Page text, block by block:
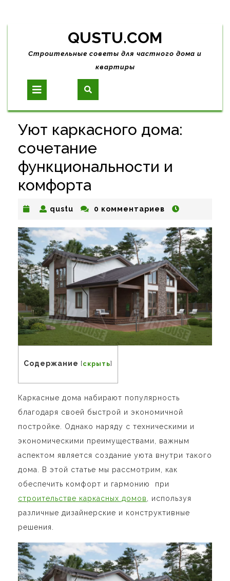
Skip
content
QUSTU.COM
Строительные советы для частного дома и
квартиры
Open
Button
Уют каркасного дома:
сочетание
функциональности и
комфорта
qustu qustu0 комментариев
Содержание [скрыть]
Каркасные дома набирают популярность
благодаря своей быстрой и экономичной
постройке. Однако наряду с техническими и
экономическими преимуществами, важным
аспектом является создание уюта внутри такого
дома. В этой статье мы рассмотрим, как
обеспечить комфорт и гармонию при
строительстве каркасных домов
, используя
различные дизайнерские и конструктивные
решения.